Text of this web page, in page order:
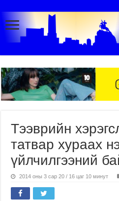
Тээврийн
татвар хураах
үйлчилгээний
2014 оны 3 сар 20 / 16 цаг 10 минут